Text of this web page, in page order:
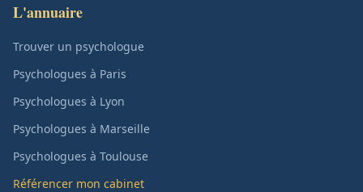
L'annuaire
Trouver un psychologue
Psychologues à Paris
Psychologues à Lyon
Psychologues à Marseille
Psychologues à Toulouse
Référencer mon cabinet